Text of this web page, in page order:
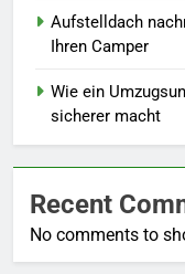
Aufstelldach
Ihren Camper
Wie ein
sicherer macht
Recent
No comments to